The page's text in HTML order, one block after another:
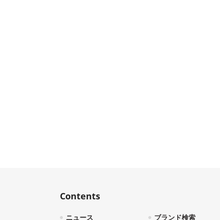
Contents
ニュース ブランド検索